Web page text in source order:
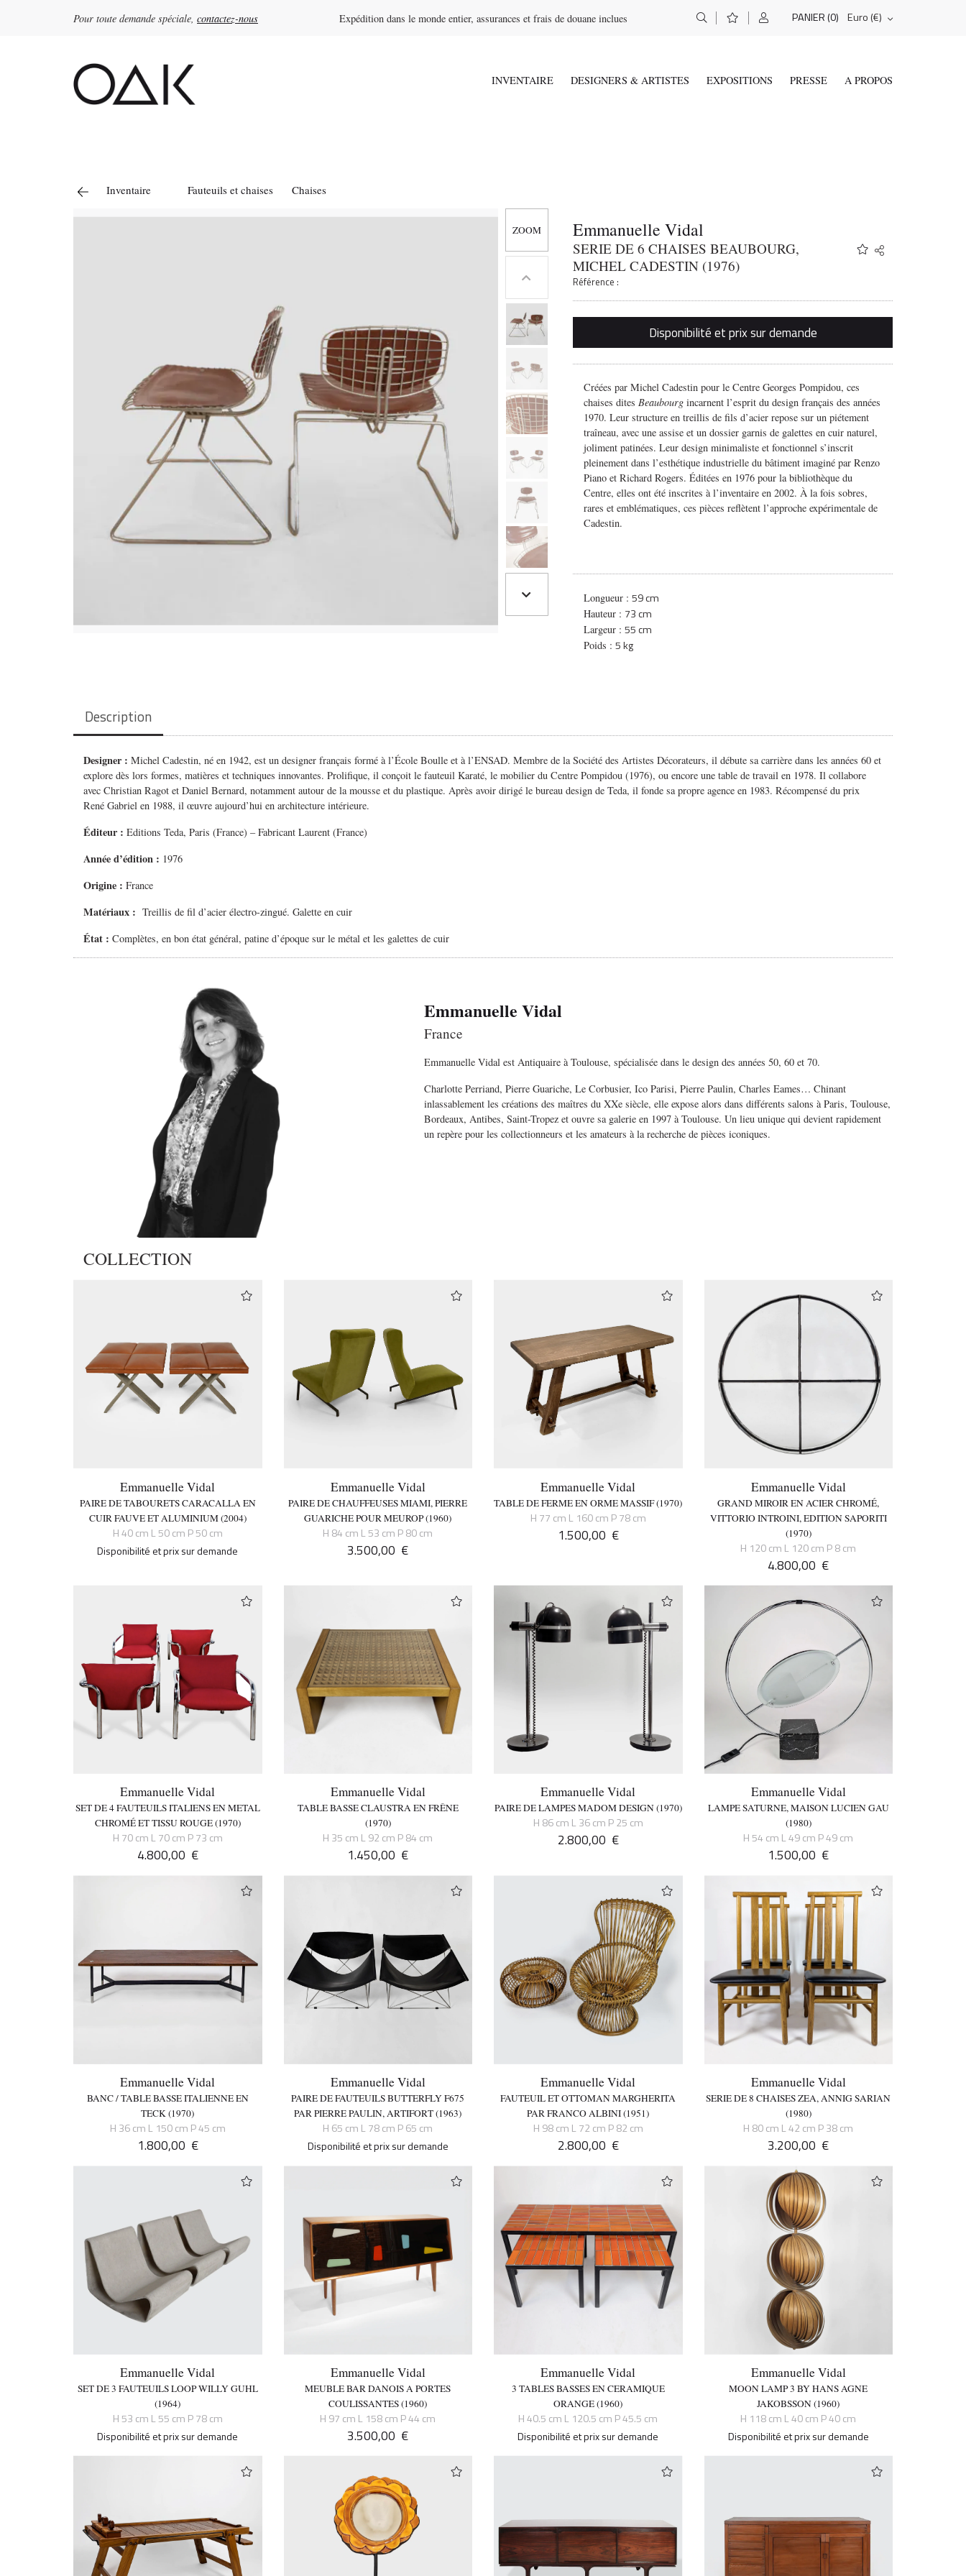
Pour toute demande spéciale, contactez-nous Expédition dans le monde entier, assurances et frais de douane inclues PANIER(0) Euro (€)
Rechercher :
INVENTAIRE DESIGNERS & ARTISTES EXPOSITIONS PRESSE A PROPOS
Inventaire Fauteuils et chaises Chaises
Emmanuelle Vidal
SERIE DE 6 CHAISES BEAUBOURG,
MICHEL CADESTIN (1976)
Référence :
Share
Twitter
Disponibilité et prix sur demande
Créées par Michel Cadestin pour le Centre Georges Pompidou, ces
chaises dites Beaubourgincarnent l’esprit du design français des années
1970. Leur structure en treillis de fils d’acier repose sur un piétement
traîneau, avec une assise et un dossier garnis de galettes en cuir naturel,
joliment patinées. Leur design minimaliste et fonctionnel s’inscrit
pleinement dans l’esthétique industrielle du bâtiment imaginé par Renzo
Piano et Richard Rogers. Éditées en 1976 pour la bibliothèque du
Centre, elles ont été inscrites à l’inventaire en 2002. À la fois sobres,
rares et emblématiques, ces pièces reflètent l’approche expérimentale de
Cadestin.
Longueur : 59 cm
Hauteur : 73 cm
Largeur : 55 cm
Poids : 5 kg
Description
Designer :Michel Cadestin, né en 1942, est un designer français formé à l’École Boulle et à l’ENSAD. Membre de la Société des Artistes Décorateurs, il débute sa carrière dans les années 60 et
explore dès lors formes, matières et techniques innovantes. Prolifique, il conçoit le fauteuil Karaté, le mobilier du Centre Pompidou (1976), ou encore une table de travail en 1978. Il collabore
avec Christian Ragot et Daniel Bernard, notamment autour de la mousse et du plastique. Après avoir dirigé le bureau design de Teda, il fonde sa propre agence en 1983. Récompensé du prix
René Gabriel en 1988, il œuvre aujourd’hui en architecture intérieure.
Éditeur :Editions Teda, Paris (France) – Fabricant Laurent (France)
Année d’édition : 1976
Origine : France
Matériaux : Treillis de fil d’acier électro-zingué. Galette en cuir
État :Complètes, en bon état général, patine d’époque sur le métal et les galettes de cuir
Emmanuelle Vidal
France
Emmanuelle Vidal est Antiquaire à Toulouse, spécialisée dans le design des années 50, 60 et 70.
Charlotte Perriand, Pierre Guariche, Le Corbusier, Ico Parisi, Pierre Paulin, Charles Eames… Chinant
inlassablement les créations des maîtres du XXe siècle, elle expose alors dans différents salons à Paris, Toulouse,
Bordeaux, Antibes, Saint-Tropez et ouvre sa galerie en 1997 à Toulouse. Un lieu unique qui devient rapidement
un repère pour les collectionneurs et les amateurs à la recherche de pièces iconiques.
COLLECTION
Emmanuelle Vidal
PAIRE DE TABOURETS CARACALLA EN
CUIR FAUVE ET ALUMINIUM (2004)
H 40 cm L 50 cm P 50 cm
Disponibilité et prix sur demande
Emmanuelle Vidal
PAIRE DE CHAUFFEUSES MIAMI, PIERRE
GUARICHE POUR MEUROP (1960)
H 84 cm L 53 cm P 80 cm
3.500,00 €
Emmanuelle Vidal
TABLE DE FERME EN ORME MASSIF (1970)
H 77 cm L 160 cm P 78 cm
1.500,00 €
Emmanuelle Vidal
GRAND MIROIR EN ACIER CHROMÉ,
VITTORIO INTROINI, EDITION SAPORITI
(1970)
H 120 cm L 120 cm P 8 cm
4.800,00 €
Emmanuelle Vidal
SET DE 4 FAUTEUILS ITALIENS EN METAL
CHROMÉ ET TISSU ROUGE (1970)
H 70 cm L 70 cm P 73 cm
4.800,00 €
Emmanuelle Vidal
TABLE BASSE CLAUSTRA EN FRÊNE
(1970)
H 35 cm L 92 cm P 84 cm
1.450,00 €
Emmanuelle Vidal
PAIRE DE LAMPES MADOM DESIGN (1970)
H 86 cm L 36 cm P 25 cm
2.800,00 €
Emmanuelle Vidal
LAMPE SATURNE, MAISON LUCIEN GAU
(1980)
H 54 cm L 49 cm P 49 cm
1.500,00 €
Emmanuelle Vidal
BANC / TABLE BASSE ITALIENNE EN
TECK (1970)
H 36 cm L 150 cm P 45 cm
1.800,00 €
Emmanuelle Vidal
PAIRE DE FAUTEUILS BUTTERFLY F675
PAR PIERRE PAULIN, ARTIFORT (1963)
H 65 cm L 78 cm P 65 cm
Disponibilité et prix sur demande
Emmanuelle Vidal
FAUTEUIL ET OTTOMAN MARGHERITA
PAR FRANCO ALBINI (1951)
H 98 cm L 72 cm P 82 cm
2.800,00 €
Emmanuelle Vidal
SERIE DE 8 CHAISES ZEA, ANNIG SARIAN
(1980)
H 80 cm L 42 cm P 38 cm
3.200,00 €
Emmanuelle Vidal
SET DE 3 FAUTEUILS LOOP WILLY GUHL
(1964)
H 53 cm L 55 cm P 78 cm
Disponibilité et prix sur demande
Emmanuelle Vidal
MEUBLE BAR DANOIS A PORTES
COULISSANTES (1960)
H 97 cm L 158 cm P 44 cm
3.500,00 €
Emmanuelle Vidal
3 TABLES BASSES EN CERAMIQUE
ORANGE (1960)
H 40.5 cm L 120.5 cm P 45.5 cm
Disponibilité et prix sur demande
Emmanuelle Vidal
MOON LAMP 3 BY HANS AGNE
JAKOBSSON (1960)
H 118 cm L 40 cm P 40 cm
Disponibilité et prix sur demande